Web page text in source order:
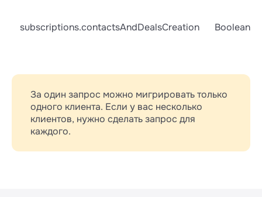
subscriptions.contactsAndDealsCreation Boolean
За один запрос можно мигрировать только
одного клиента. Если у вас несколько
клиентов, нужно сделать запрос для
каждого.